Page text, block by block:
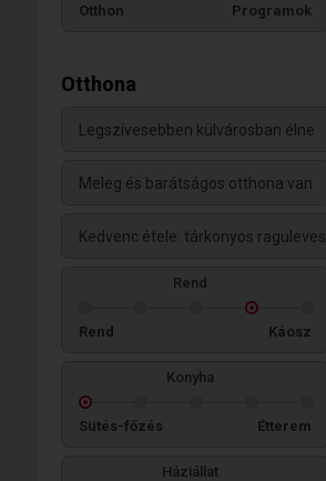
Otthon Programok
Otthona
Legszívesebben külvárosban élne
Meleg és barátságos otthona van
Kedvenc étele: tárkonyos raguleves
Rend
Rend Káosz
Konyha
Sütés-főzés Étterem
Háziállat